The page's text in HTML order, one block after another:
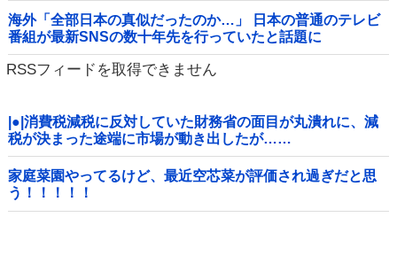
海外「全部日本の真似だったのか…」 日本の普通のテレビ
番組が最新SNSの数十年先を行っていたと話題に
RSSフィードを取得できません
|●|消費税減税に反対していた財務省の面目が丸潰れに、減
税が決まった途端に市場が動き出したが……
家庭菜園やってるけど、最近空芯菜が評価され過ぎだと思
う！！！！！